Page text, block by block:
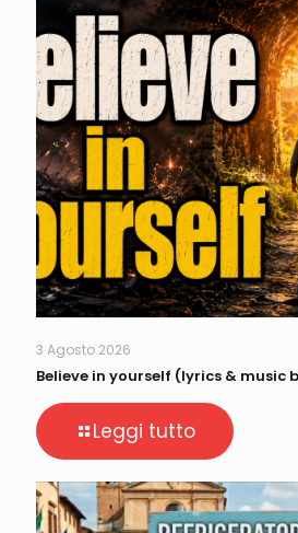
3 Agosto 2026
Believe in yourself (lyrics & music
Leggi tutto